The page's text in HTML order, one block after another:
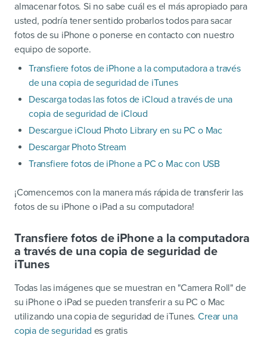
almacenar fotos. Si no sabe cuál es el más apropiado para
usted, podría tener sentido probarlos todos para sacar
fotos de su iPhone o ponerse en contacto con nuestro
equipo de soporte.
Transfiere fotos de iPhone a la computadora a través
de una copia de seguridad de iTunes
Descarga todas las fotos de iCloud a través de una
copia de seguridad de iCloud
Descargue iCloud Photo Library en su PC o Mac
Descargar Photo Stream
Transfiere fotos de iPhone a PC o Mac con USB
¡Comencemos con la manera más rápida de transferir las
fotos de su iPhone o iPad a su computadora!
Transfiere fotos de iPhone a la computadora
a través de una copia de seguridad de
iTunes
Todas las imágenes que se muestran en "Camera Roll" de
su iPhone o iPad se pueden transferir a su PC o Mac
utilizando una copia de seguridad de iTunes.Crear una
copia de seguridad es gratis